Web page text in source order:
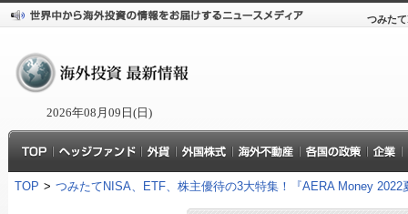
2026年08月09日(日)
つみた
TOP > つみたてNISA、ETF、株主優待の3大特集！『AERA Money 2022